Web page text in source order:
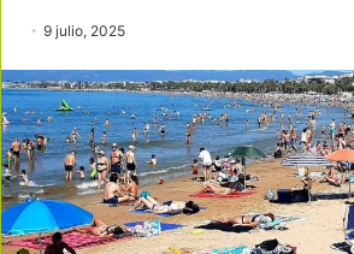
9 julio, 2025